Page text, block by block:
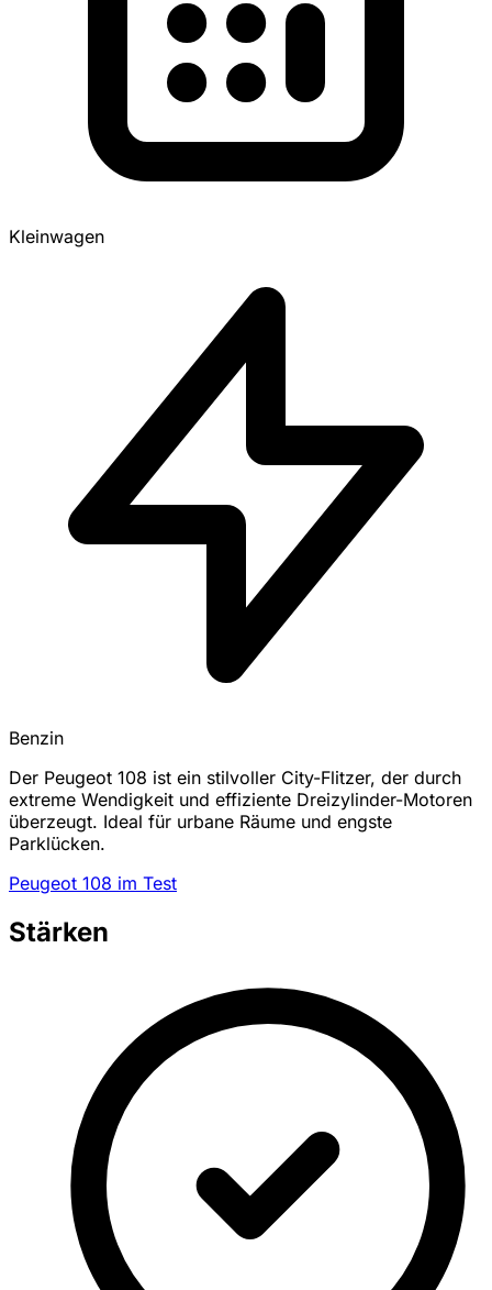
Kleinwagen
Benzin
Der Peugeot 108 ist ein stilvoller City-Flitzer, der durch
extreme Wendigkeit und effiziente Dreizylinder-Motoren
überzeugt. Ideal für urbane Räume und engste
Parklücken.
Peugeot 108 im Test
Stärken